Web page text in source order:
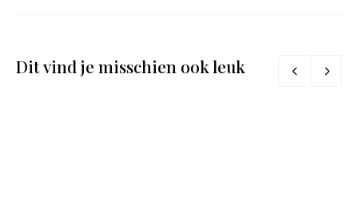
Dit vind je misschien ook leuk